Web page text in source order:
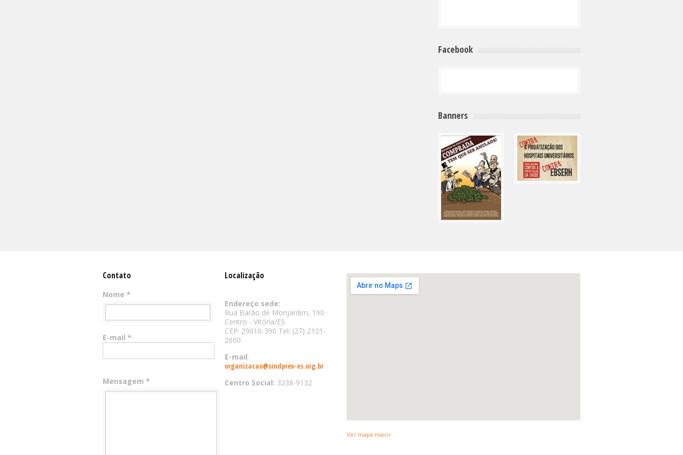
Facebook
Banners
Contato
Nome *
E-mail *
Mensagem *
Localização
Endereço sede:
Rua Barão de Monjardim, 190
Centro - Vitória/ES
CEP: 29010-390 Tel: (27) 2121-
2600.
E-mail:
organizacao@sindprev-es.org.br
Centro Social: 3238-9132
Ver mapa maior